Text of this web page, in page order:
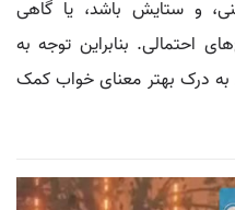
و ستایش باشد، یا گاهی
احتمالی. بنابراین توجه به
به درک بهتر معنای خواب کمک